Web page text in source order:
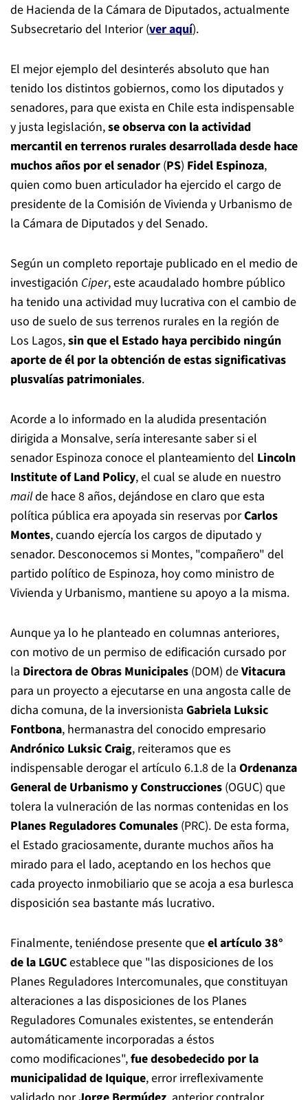
de Hacienda de la Cámara de Diputados, actualmente
Subsecretario del Interior (ver aquí).
El mejor ejemplo del desinterés absoluto que han
tenido los distintos gobiernos, como los diputados y
senadores, para que exista en Chile esta indispensable
y justa legislación,se observa con la actividad
mercantil en terrenos rurales desarrollada desde hace
muchos años por el senador (PS) Fidel Espinoza,
quien como buen articulador ha ejercido el cargo de
presidente de la Comisión de Vivienda y Urbanismo de
la Cámara de Diputados y del Senado.
Según un completo reportaje publicado en el medio de
investigación Ciper, este acaudalado hombre público
ha tenido una actividad muy lucrativa con el cambio de
uso de suelo de sus terrenos rurales en la región de
Los Lagos,sin que el Estado haya percibido ningún
aporte de él por la obtención de estas significativas
plusvalías patrimoniales.
Acorde a lo informado en la aludida presentación
dirigida a Monsalve, sería interesante saber si el
senador Espinoza conoce el planteamiento del Lincoln
Institute of Land Policy, el cual se alude en nuestro
mailde hace 8 años, dejándose en claro que esta
política pública era apoyada sin reservas porCarlos
Montes, cuando ejercía los cargos de diputado y
senador. Desconocemos si Montes, "compañero" del
partido político de Espinoza, hoy como ministro de
Vivienda y Urbanismo, mantiene su apoyo a la misma.
Aunque ya lo he planteado en columnas anteriores,
con motivo de un permiso de edificación cursado por
la Directora de Obras Municipales (DOM) deVitacura
para un proyecto a ejecutarse en una angosta calle de
dicha comuna, de la inversionista Gabriela Luksic
Fontbona, hermanastra del conocido empresario
Andrónico Luksic Craig, reiteramos que es
indispensable derogar el artículo 6.1.8 de la Ordenanza
General de Urbanismo y Construcciones (OGUC) que
tolera la vulneración de las normas contenidas en los
Planes Reguladores Comunales (PRC). De esta forma,
el Estado graciosamente, durante muchos años ha
mirado para el lado, aceptando en los hechos que
cada proyecto inmobiliario que se acoja a esa burlesca
disposición sea bastante más lucrativo.
Finalmente, teniéndose presente queel artículo 38°
de la LGUCestablece que "las disposiciones de los
Planes Reguladores Intercomunales, que constituyan
alteraciones a las disposiciones de los Planes
Reguladores Comunales existentes, se entenderán
automáticamente incorporadas a éstos
como modificaciones",fue desobedecido por la
municipalidad de Iquique, error irreflexivamente